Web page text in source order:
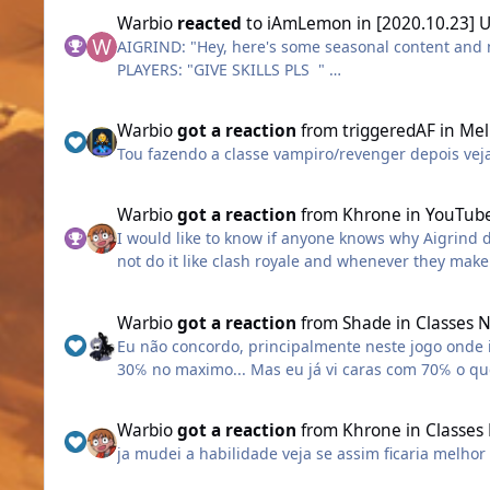
grupo.
Se fosse para colocar uma introdução neste
dias ao treinamento mental e aprimorando seus
magia que podem falhar em momentos de
Ataque: 4 Defesa: 4
Armadura : Tecido e armadura leve
Agora passaremos aos ataques
• unique rides with new dynamics;
• new costumes, new items, new weapons;
• a totally new map, a special plot.
• It’s a fun event and you always profit from it.
for me this is reason enough to make these
Warbio reacted to iAmLemon in [2020.10.23]
AIGRIND: "Hey, here's some seasonal content
PLAYERS: "GIVE SKILLS PLS "
(Also, let's not get offended by what I said okay?
Warbiogot a reaction fromtriggeredAF in
Tou fazendo a classe vampiro/revenger depois
Warbiogot a reaction from Khrone in
I would like to know if anyone knows why Aigrind
not do it like clash royale and whenever they
Warbiogot a reaction fromShade in Classes
Eu não concordo, principalmente neste jogo
30℅ no maximo... Mas eu já vi caras com 70℅ o
Quanto a essa questão dos drops acho bem o
Warbiogot a reaction from Khrone in
ja mudei a habilidade veja se assim ficaria melhor